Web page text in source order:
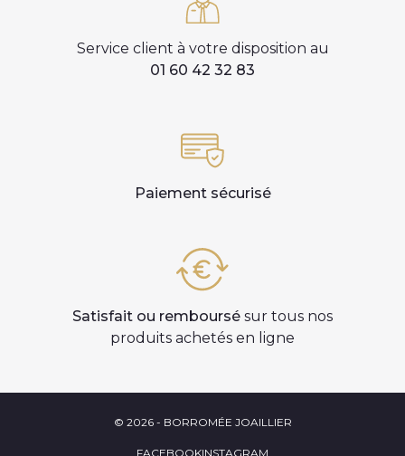
Service client à votre disposition au
01 60 42 32 83
Paiement sécurisé
Satisfait ou remboursé sur tous nos
produits achetés en ligne
© 2026 - BORROMÉE JOAILLIER
FACEBOOKINSTAGRAM